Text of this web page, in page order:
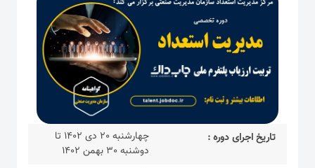
تاریخ اجرای دوره :
چهارشنبه 20 دی 1402 تا
دوشنبه 30 بهمن 1402